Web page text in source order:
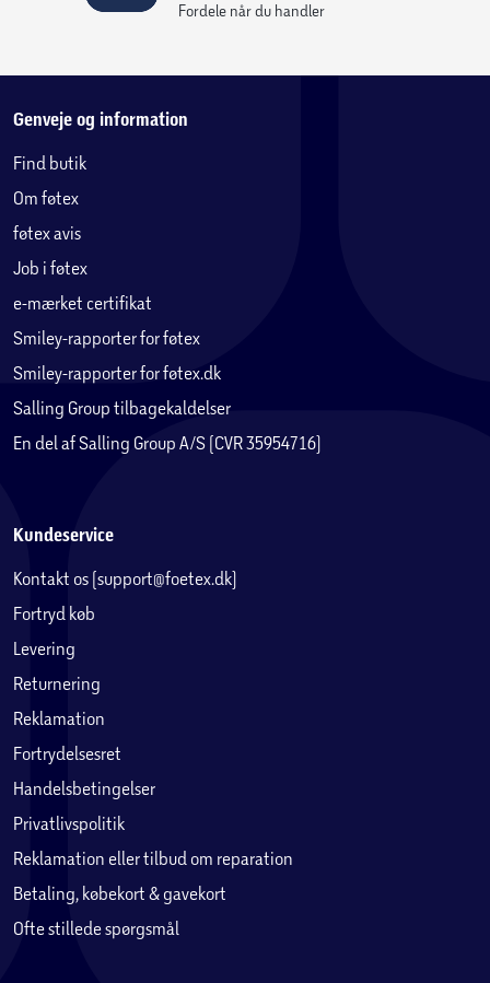
Fordele når du handler
Genveje og information
Find butik
Om føtex
føtex avis
Job i føtex
e-mærket certifikat
Smiley-rapporter for føtex
Smiley-rapporter for føtex.dk
Salling Group tilbagekaldelser
En del af Salling Group A/S (CVR 35954716)
Kundeservice
Kontakt os (support@foetex.dk)
Fortryd køb
Levering
Returnering
Reklamation
Fortrydelsesret
Handelsbetingelser
Privatlivspolitik
Reklamation eller tilbud om reparation
Betaling, købekort & gavekort
Ofte stillede spørgsmål